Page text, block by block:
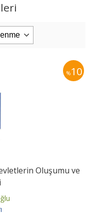
%10
Oluşumu ve